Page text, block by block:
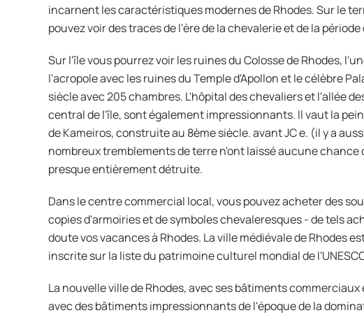
incarnent les caractéristiques modernes de Rhodes. Sur le
pouvez voir des traces de l'ère de la chevalerie et de la
Sur l'île vous pourrez voir les ruines du Colosse de Rhodes,
l'acropole avec les ruines du Temple d'Apollon et le célèbre
siècle avec 205 chambres. L'hôpital des chevaliers et l'allée
central de l'île, sont également impressionnants. Il vaut la
de Kameiros, construite au 8ème siècle. avant JC e. (il y a
nombreux tremblements de terre n'ont laissé aucune chance
presque entièrement détruite.
Dans le centre commercial local, vous pouvez acheter des
copies d'armoiries et de symboles chevaleresques - de tels
doute vos vacances à Rhodes. La ville médiévale de Rhodes
inscrite sur la liste du patrimoine culturel mondial de
La nouvelle ville de Rhodes, avec ses bâtiments
avec des bâtiments impressionnants de l'époque de la